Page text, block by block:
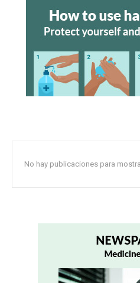
No hay publicaciones para